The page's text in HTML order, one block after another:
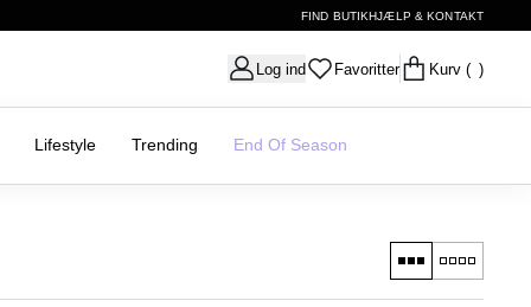
FIND BUTIKHJÆLP & KONTAKT
Log ind Favoritter Kurv ( )
Lifestyle Trending End Of Season